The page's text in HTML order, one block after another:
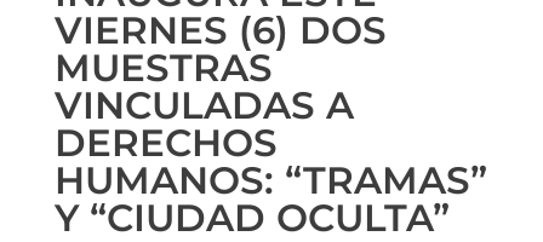
VIERNES (6) DOS
MUESTRAS
VINCULADAS A
DERECHOS
HUMANOS: “TRAMAS”
Y “CIUDAD OCULTA”